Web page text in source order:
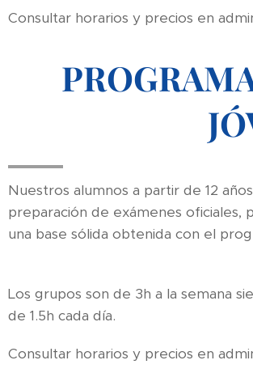
Consultar horarios y precios en
Nuestros alumnos a partir de 12
preparación de exámenes oficiales,
una base sólida obtenida con el
Los grupos son de 3h a la semana
de 1.5h cada día.
Consultar horarios y precios en